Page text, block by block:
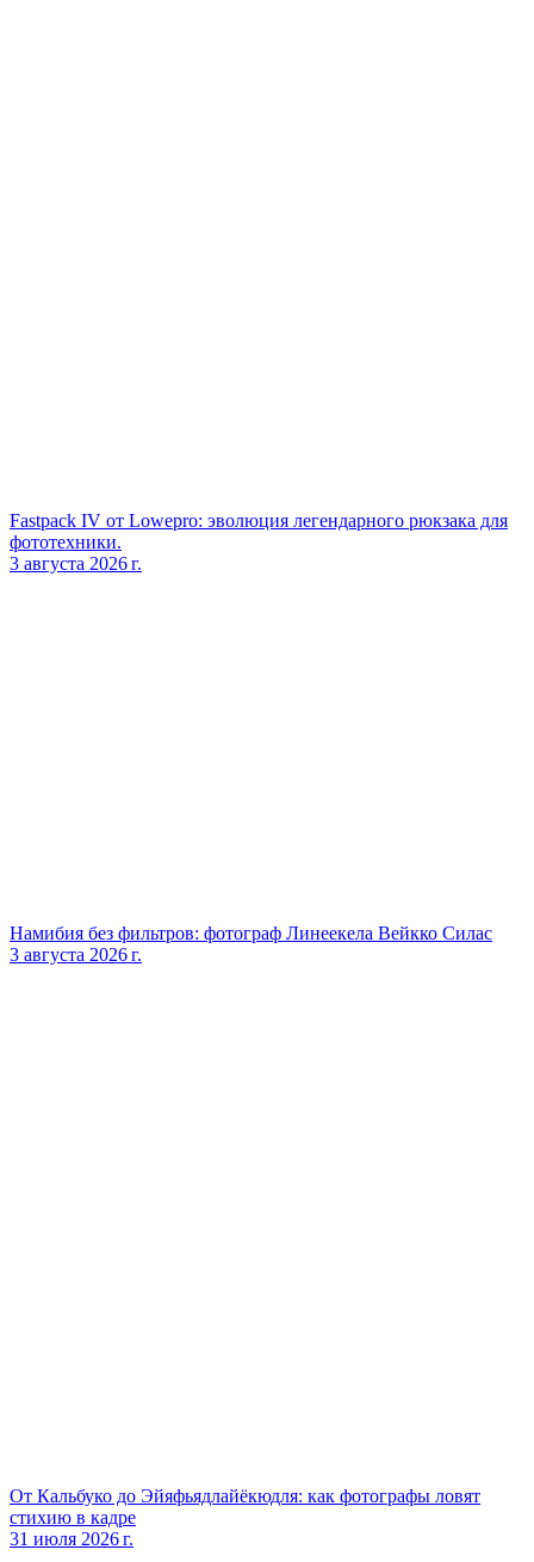
Fastpack IV от Lowepro: эволюция легендарного рюкзака для
фототехники.
3 августа 2026 г.
Намибия без фильтров: фотограф Линеекела Вейкко Силас
3 августа 2026 г.
От Кальбуко до Эйяфьядлайёкюдля: как фотографы ловят
стихию в кадре
31 июля 2026 г.